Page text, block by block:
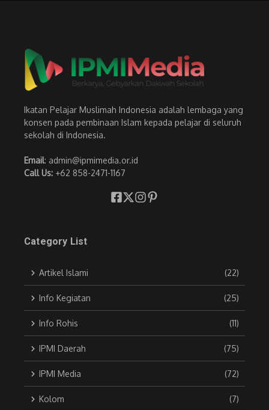
Ikatan Pelajar Muslimah Indonesia adalah lembaga yang
konsen pada pembinaan Islam kepada pelajar di seluruh
sekolah di Indonesia.
Email: admin@ipmimedia.or.id
Call Us: +62 858-2471-1167
Category List
Artikel Islami (22)
Info Kegiatan (25)
Info Rohis (11)
IPMI Daerah (75)
IPMI Media (72)
Kolom (7)